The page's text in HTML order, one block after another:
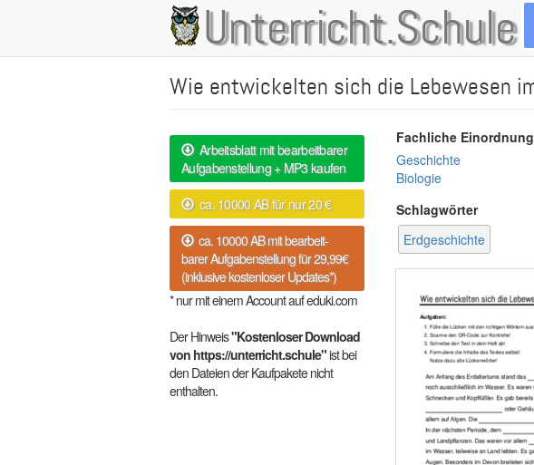
Unterricht.Schule
Main
navigation
Wie entwickelten sich die Lebewesen
Arbeitsblatt mit bearbeitbarer
Aufgabenstellung + MP3 kaufen
ca. 10000 AB für nur 20 €
ca. 10000 AB mit bearbeit-
barer Aufgabenstellung für 29,99€
(inklusive kostenloser Updates*)
* nur mit einem Account auf eduki.com
Der Hinweis"Kostenloser Download
von https://unterricht.schule"ist bei
den Dateien der Kaufpakete nicht
enthalten.
Fachliche Einordnung
Geschichte
Biologie
Schlagwörter
Erdgeschichte